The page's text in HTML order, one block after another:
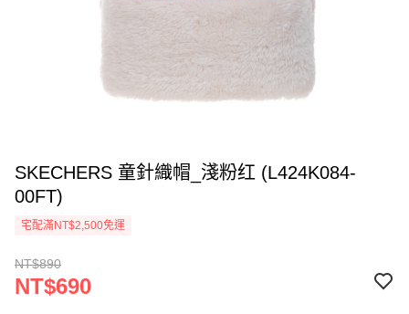
SKECHERS 童針織帽_淺粉红 (L424K084-
00FT)
宅配滿NT$2,500免運
NT$890
NT$690